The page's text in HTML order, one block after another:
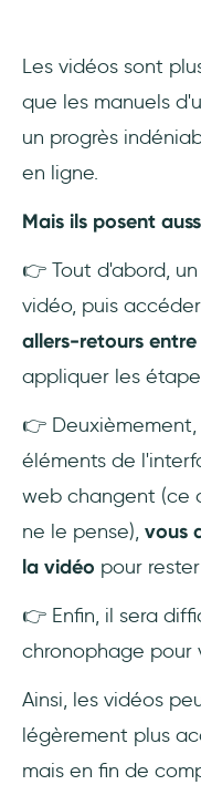
Les vidéos sont
que les manuels
un progrès
en ligne.
Mais ils posent
👉 Tout d'abord,
vidéo, puis
allers-retours
appliquer les
👉
éléments de
web changent (ce
ne le pense), vous
la vidéo pour
👉 Enfin, il sera
chronophage pour
Ainsi, les vidéos
légèrement plus
mais en fin de